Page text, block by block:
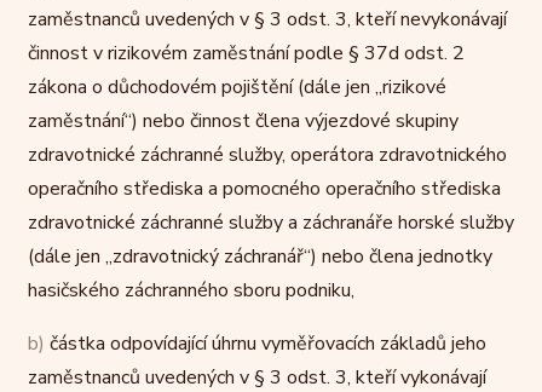
zaměstnanců uvedených v § 3 odst. 3, kteří nevykonávají
činnost v rizikovém zaměstnání podle § 37d odst. 2
zákona o důchodovém pojištění (dále jen „rizikové
zaměstnání“) nebo činnost člena výjezdové skupiny
zdravotnické záchranné služby, operátora zdravotnického
operačního střediska a pomocného operačního střediska
zdravotnické záchranné služby a záchranáře horské služby
(dále jen „zdravotnický záchranář“) nebo člena jednotky
hasičského záchranného sboru podniku,
b) částka odpovídající úhrnu vyměřovacích základů jeho
zaměstnanců uvedených v § 3 odst. 3, kteří vykonávají